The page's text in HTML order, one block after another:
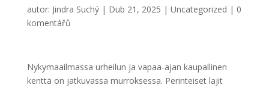
autor: Jindra Suchý| Dub 21, 2025 | Uncategorized | 0
komentářů
Nykymaailmassa urheilun ja vapaa-ajan kaupallinen
kenttä on jatkuvassa murroksessa. Perinteiset lajit